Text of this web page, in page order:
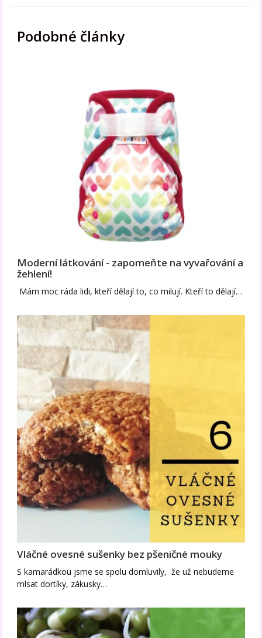
Podobné články
Moderní látkování - zapomeňte na vyvařování a
žehlení!
Mám moc ráda lidi, kteří dělají to, co milují. Kteří to dělají…
Vláčné ovesné sušenky bez pšeničné mouky
S kamarádkou jsme se spolu domluvily, že už nebudeme
mlsat dortíky, zákusky…